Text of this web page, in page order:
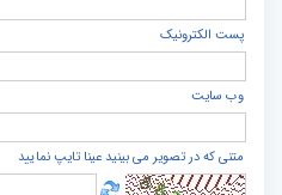
پست الكترونيک
وب سایت
متنی که در تصویر می بینید عینا تایپ نمایید